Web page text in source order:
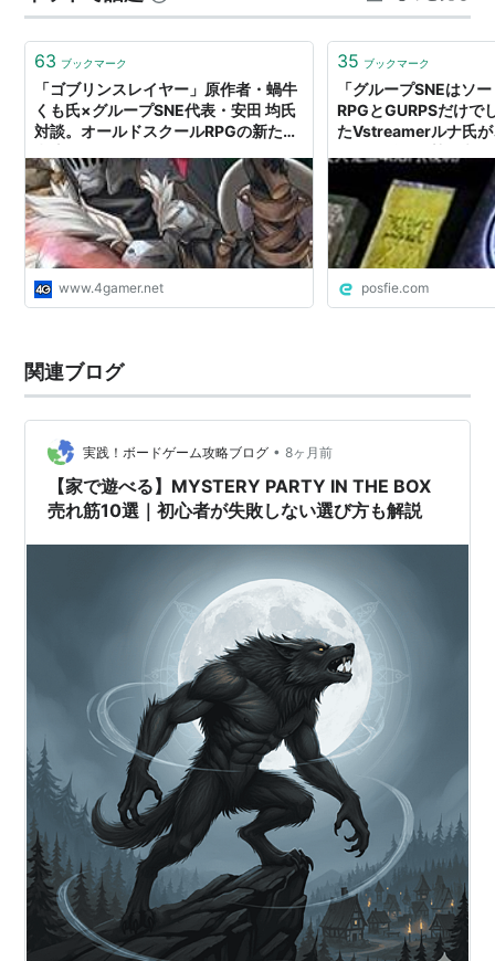
主な元メンバー
佐脇洋平
水野良
山本弘
高井信
村川忍
高山浩
63 ブックマーク
「ゴブリンスレイヤー」原作者・蝸牛
くも氏×グループSNE代表・安田 均氏
対談。オールドスクールRPGの新たな
www.4gamer.net
35 ブックマーク
「グループSNEはソ
RPGとGURPSだけで
たVstreamerルナ氏
posfie.com
関連ブログ
実践！ボードゲーム攻略ブログ • 8ヶ月前
【家で遊べる】MYSTERY PARTY IN THE BOX
売れ筋10選｜初心者が失敗しない選び方も解説